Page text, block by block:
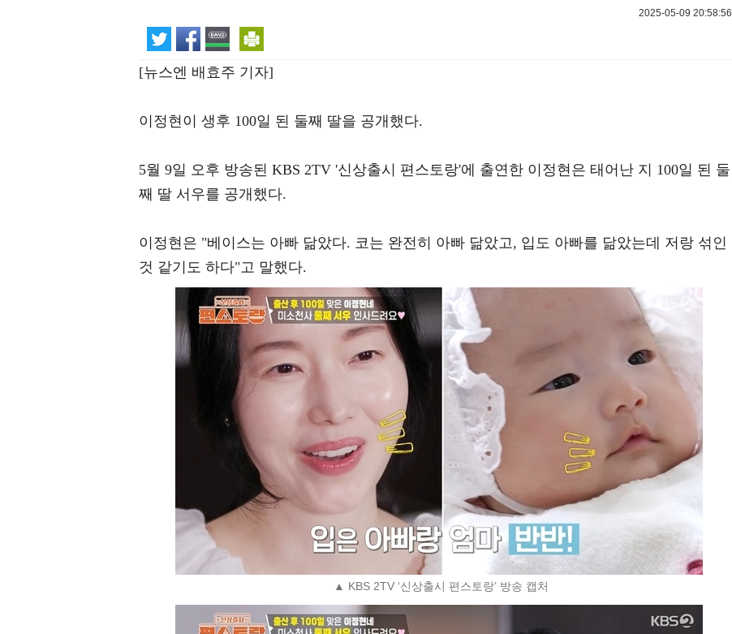
2025-05-09 20:58:56
[뉴스엔 배효주 기자]
이정현이 생후 100일 된 둘째 딸을 공개했다.
5월 9일 오후 방송된 KBS 2TV '신상출시 편스토랑'에 출연한 이정현은 태어난 지 100일 된 둘
째 딸 서우를 공개했다.
이정현은 "베이스는 아빠 닮았다. 코는 완전히 아빠 닮았고, 입도 아빠를 닮았는데 저랑 섞인
것 같기도 하다"고 말했다.
▲ KBS 2TV ‘신상출시 편스토랑’ 방송 캡처